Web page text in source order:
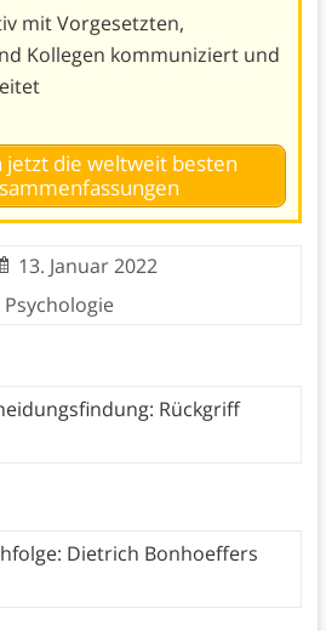
mit Vorgesetzten,
Kollegen kommuniziert und
jetzt die weltweit besten
13. Januar 2022
Psychologie
Rückgriff
Dietrich Bonhoeffers